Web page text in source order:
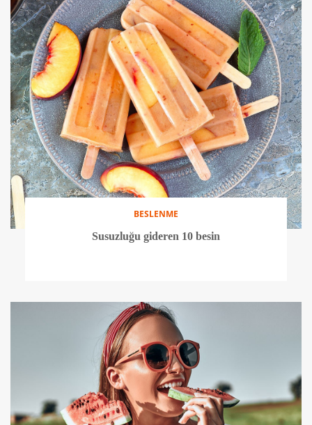
BESLENME
Susuzluğu gideren 10 besin